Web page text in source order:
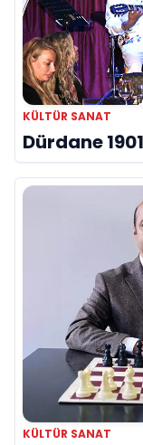
KÜLTÜR SANAT
Dürdane
KÜLTÜR SANAT